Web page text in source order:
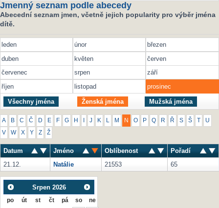
Jmenný seznam podle abecedy
Abecední seznam jmen, včetně jejich popularity pro výběr jména
dítě.
leden únor
březen
duben
květen
červen
červenec
srpen
září
říjen
listopad prosinec
Všechny jména Ženská jména Mužská jména
A B C Č D E F G H J K M N O P Q R Ř S Š U
V W X Y Z Ž
Datum Jméno Oblíbenost
Pořadí
21.12.
Natálie 21553 65
Srpen 2026
po út st čt pá so ne